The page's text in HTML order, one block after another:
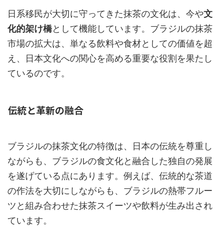
日系移民が大切に守ってきた抹茶の文化は、今や文
化的架け橋として機能しています。ブラジルの抹茶
市場の拡大は、単なる飲料や食材としての価値を超
え、日本文化への関心を高める重要な役割を果たし
ているのです。
伝統と革新の融合
ブラジルの抹茶文化の特徴は、日本の伝統を尊重し
ながらも、ブラジルの食文化と融合した独自の発展
を遂げている点にあります。例えば、伝統的な茶道
の作法を大切にしながらも、ブラジルの熱帯フルー
ツと組み合わせた抹茶スイーツや飲料が生み出され
ています。